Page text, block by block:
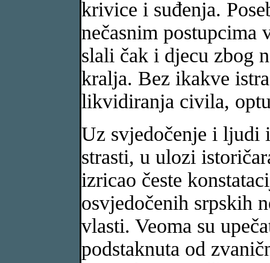
krivice i suđenja.
nečasnim
slali čak i djecu zbog
kralja. Bez ikakve
likvidiranja civila,
Uz svjedočenje i ljudi
strasti, u ulozi
izricao česte
osvjedočenih srpskih
vlasti. Veoma su
podstaknuta od